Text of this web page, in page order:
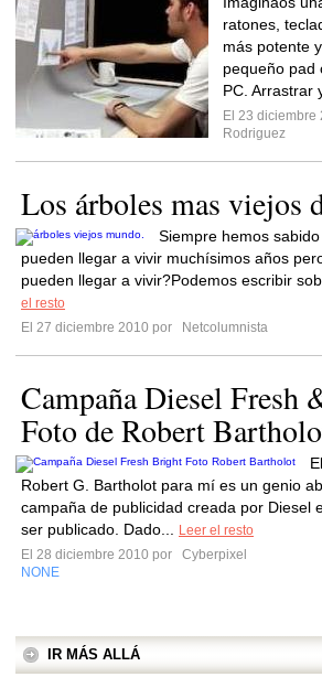
ratones,
más potente
pequeño pad
PC. Arrastrar
El 23 diciembre
Rodriguez
Los árboles mas viejos
Siempre hemos
pueden llegar a vivir muchísimos años
pueden llegar a vivir?Podemos escribir
el resto
El 27 diciembre 2010 por
Netcolumnista
Campaña Diesel Fresh
Foto de Robert
Robert G. Bartholot para mí es un genio
campaña de publicidad creada por Diesel
ser publicado. Dado...
Leer el resto
El 28 diciembre 2010 por
Cyberpixel
NONE
IR MÁS ALLÁ